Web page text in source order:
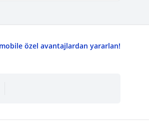
özel avantajlardan yararlan!